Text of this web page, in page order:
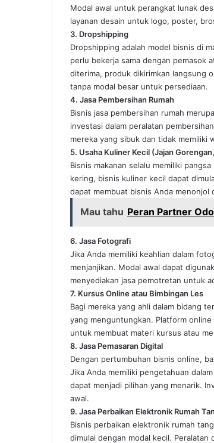
Modal awal untuk perangkat lunak
layanan desain untuk logo, poster,
3. Dropshipping
Dropshipping adalah model bisnis di
perlu bekerja sama dengan pemasok
diterima, produk dikirimkan langsung
tanpa modal besar untuk persediaan.
4. Jasa Pembersihan Rumah
Bisnis jasa pembersihan rumah
investasi dalam peralatan
mereka yang sibuk dan tidak memiliki
5. Usaha Kuliner Kecil (Jajan
Bisnis makanan selalu memiliki
kering, bisnis kuliner kecil dapat
dapat membuat bisnis Anda menonjol
Mau tahu Peran Partner
6. Jasa Fotografi
Jika Anda memiliki keahlian dalam
menjanjikan. Modal awal dapat
menyediakan jasa pemotretan untuk
7. Kursus Online atau Bimbingan Les
Bagi mereka yang ahli dalam bidang
yang menguntungkan. Platform
untuk membuat materi kursus atau
8. Jasa Pemasaran Digital
Dengan pertumbuhan bisnis online,
Jika Anda memiliki pengetahuan
dapat menjadi pilihan yang menarik.
awal.
9. Jasa Perbaikan Elektronik Rumah
Bisnis perbaikan elektronik rumah
dimulai dengan modal kecil.